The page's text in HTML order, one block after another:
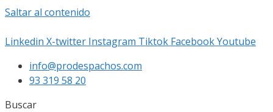
Saltar al contenido
Linkedin X-twitter Instagram Tiktok FacebookYoutube
info@prodespachos.com
93 319 58 20
Buscar